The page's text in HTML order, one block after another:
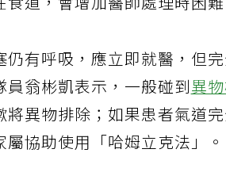
食道，會增加醫師處理時困難
仍有呼吸，應立即就醫，但
員翁彬凱表示，一般碰到異
將異物排除；如果患者氣道
協助使用「哈姆立克法」。